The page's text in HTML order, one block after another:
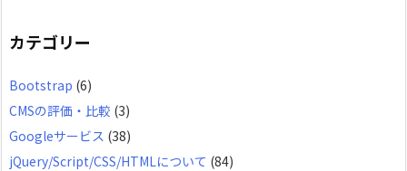
カ
カテゴリー
Bootstrap (6)
CMSの評価・比較 (3)
Googleサービス (38)
jQuery/Script/CSS/HTMLについて (84)